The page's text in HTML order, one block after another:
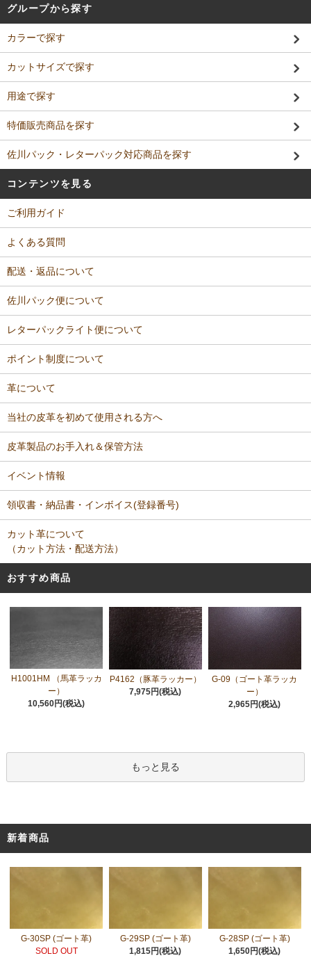
グループから探す
カラーで探す
カットサイズで探す
用途で探す
特価販売商品を探す
佐川パック・レターパック対応商品を探す
コンテンツを見る
ご利用ガイド
よくある質問
配送・返品について
佐川パック便について
レターパックライト便について
ポイント制度について
革について
当社の皮革を初めて使用される方へ
皮革製品のお手入れ＆保管方法
イベント情報
領収書・納品書・インボイス(登録番号)
カット革について
（カット方法・配送方法）
おすすめ商品
H1001HM （馬革ラッカ
ー）
10,560円(税込)
P4162（豚革ラッカー）
7,975円(税込)
G-09（ゴート革ラッカ
ー）
2,965円(税込)
もっと見る
新着商品
G-30SP (ゴート革)
SOLD OUT
G-29SP (ゴート革)
1,815円(税込)
G-28SP (ゴート革)
1,650円(税込)